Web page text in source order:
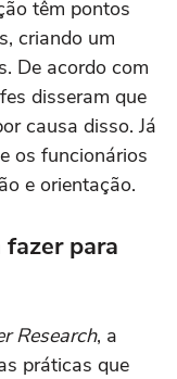
têm pontos
criando um
De acordo com
disseram que
causa disso. Já
os funcionários
e orientação.
para
Research, a
práticas que